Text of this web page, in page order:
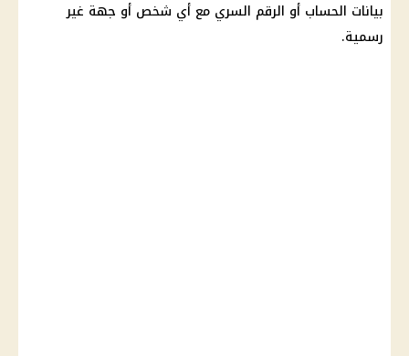
بيانات الحساب أو الرقم السري مع أي شخص أو جهة غير
رسمية.